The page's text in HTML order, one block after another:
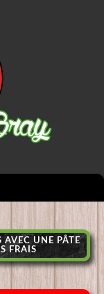
AVEC UNE PÂTE
FRAIS